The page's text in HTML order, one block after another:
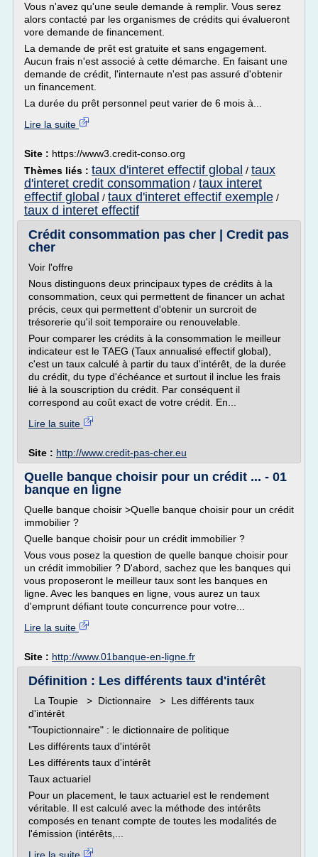
Vous n'avez qu'une seule demande à remplir. Vous serez
alors contacté par les organismes de crédits qui évalueront
vore demande de financement.
La demande de prêt est gratuite et sans engagement.
Aucun frais n'est associé à cette démarche. En faisant une
demande de crédit, l'internaute n'est pas assuré d'obtenir
un financement.
La durée du prêt personnel peut varier de 6 mois à...
Lire la suite
Site : https://www3.credit-conso.org
Thèmes liés : taux d'interet effectif global / taux
d'interet credit consommation / taux interet
effectif global / taux d'interet effectif exemple /
taux d interet effectif
Crédit consommation pas cher | Credit pas
cher
Voir l'offre
Nous distinguons deux principaux types de crédits à la
consommation, ceux qui permettent de financer un achat
précis, ceux qui permettent d'obtenir un surcroit de
trésorerie qu'il soit temporaire ou renouvelable.
Pour comparer les crédits à la consommation le meilleur
indicateur est le TAEG (Taux annualisé effectif global),
c'est un taux calculé à partir du taux d'intérêt, de la durée
du crédit, du type d'échéance et surtout il inclue les frais
lié à la souscription du crédit. Par conséquent il
correspond au coût exact de votre crédit. En...
Lire la suite
Site : http://www.credit-pas-cher.eu
Quelle banque choisir pour un crédit ... - 01
banque en ligne
Quelle banque choisir >Quelle banque choisir pour un crédit
immobilier ?
Quelle banque choisir pour un crédit immobilier ?
Vous vous posez la question de quelle banque choisir pour
un crédit immobilier ? D'abord, sachez que les banques qui
vous proposeront le meilleur taux sont les banques en
ligne. Avec les banques en ligne, vous aurez un taux
d'emprunt défiant toute concurrence pour votre...
Lire la suite
Site : http://www.01banque-en-ligne.fr
Définition : Les différents taux d'intérêt
La Toupie > Dictionnaire > Les différents taux
d'intérêt
"Toupictionnaire" : le dictionnaire de politique
Les différents taux d'intérêt
Les différents taux d'intérêt
Taux actuariel
Pour un placement, le taux actuariel est le rendement
véritable. Il est calculé avec la méthode des intérêts
composés en tenant compte de toutes les modalités de
l'émission (intérêts,...